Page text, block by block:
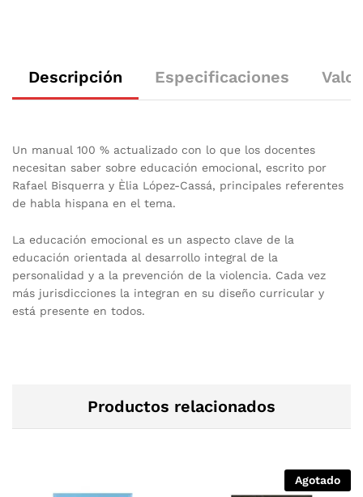
Descripción Especificaciones
Un manual 100 % actualizado con lo que los docentes
necesitan saber sobre educación emocional, escrito por
Rafael Bisquerra y Èlia López-Cassá, principales referentes
de habla hispana en el tema.
La educación emocional es un aspecto clave de la
educación orientada al desarrollo integral de la
personalidad y a la prevención de la violencia. Cada vez
más jurisdicciones la integran en su diseño curricular y
está presente en todos.
Productos relacionados
Agotado